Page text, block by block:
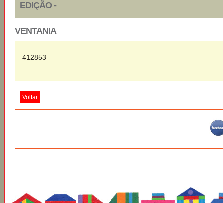
EDIÇÃO -
VENTANIA
412853
Voltar